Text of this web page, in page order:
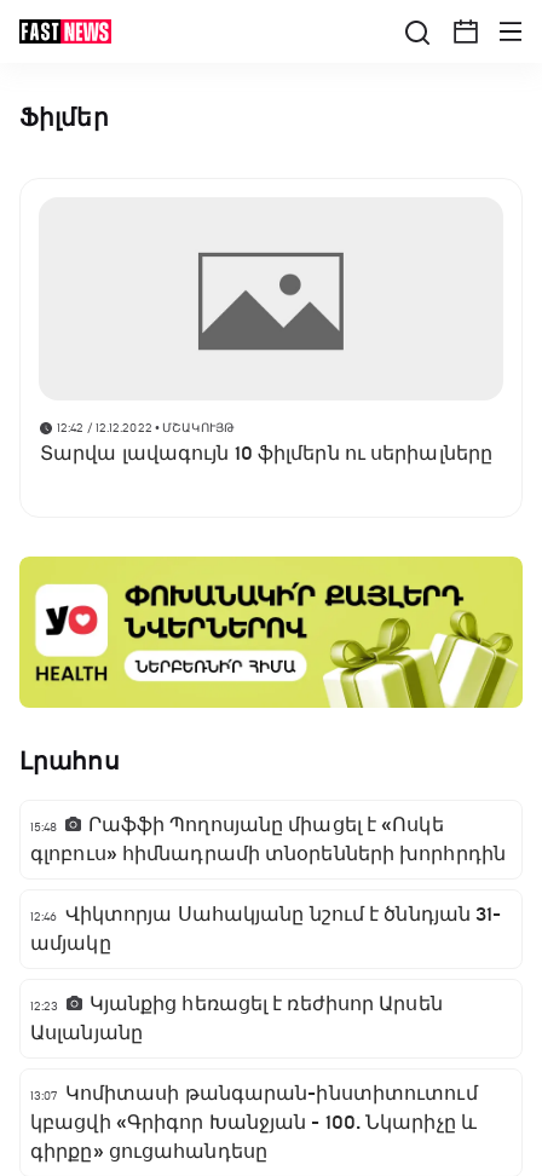
Ֆիլմեր
12:42 / 12.12.2022 • ՄՇԱԿՈՒՅԹ
Տարվա լավագույն 10 ֆիլմերն ու սերիալները
Լրահոս
15:48
Րաֆֆի Պողոսյանը միացել է «Ոսկե
գլոբուս» հիմնադրամի տնօրենների խորհրդին
12:46 Վիկտորյա Սահակյանը նշում է ծննդյան 31-
ամյակը
12:23
Կյանքից հեռացել է ռեժիսոր Արսեն
Ասլանյանը
13:07
Կոմիտասի թանգարան-ինստիտուտում
կբացվի «Գրիգոր Խանջյան - 100. Նկարիչը և
գիրքը» ցուցահանդեսը